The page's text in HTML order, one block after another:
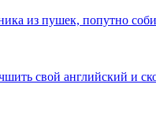
из пушек, попутно
свой английский и